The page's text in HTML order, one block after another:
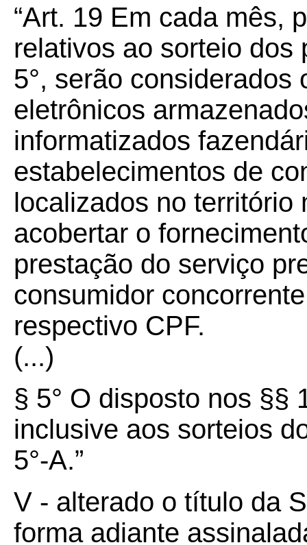
“Art. 19 Em cada mês,
relativos ao sorteio dos
5°, serão considerados
eletrônicos
informatizados
estabelecimentos de
localizados no território
acobertar o
prestação do serviço
consumidor
respectivo CPF.
(...)
§ 5° O disposto nos §§
inclusive aos sorteios
5°-A.”
V - alterado o título da
forma adiante